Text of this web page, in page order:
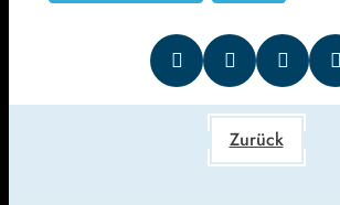
Zurück